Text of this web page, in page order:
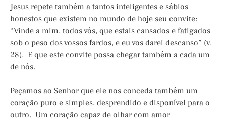
Jesus repete também a tantos inteligentes e sábios
honestos que existem no mundo de hoje seu convite:
“Vinde a mim, todos vós, que estais cansados e fatigados
sob o peso dos vossos fardos, e eu vos darei descanso” (v.
28). E que este convite possa chegar também a cada um
de nós.
Peçamos ao Senhor que ele nos conceda também um
coração puro e simples, desprendido e disponível para o
outro. Um coração capaz de olhar com amor